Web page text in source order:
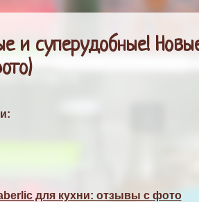
и суперудобные!
для кухни: отзывы с фото